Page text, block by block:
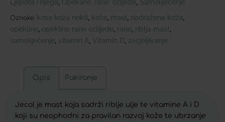
Ljepota i njega Opekline, rane, ozljede Samoliječenje
Oznake: kosa koža nokti koža mast nadražena koža
opekline opekline rane ozlijede rane riblja mast
samoliječenje vitamin A Vitamin D zacjeljivanje
Opis Pakiranje
Jecol je mast koja sadrži riblje ulje te vitamine A i D
koji su neophodni za pravilan razvoj kože te ubrzanje